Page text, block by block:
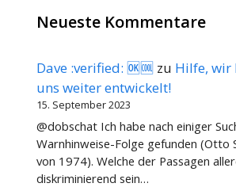
Neueste Kommentare
Dave :verified: 🆗🆒 zu Hilfe, wir
uns weiter entwickelt!
15. September 2023
@dobschat Ich habe nach einiger
Warnhinweise-Folge gefunden (Otto
von 1974). Welche der Passagen
diskriminierend sein…